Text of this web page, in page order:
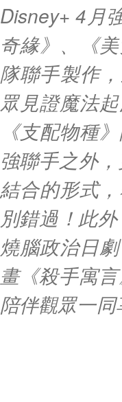
Disney+ 4月
奇緣》、《
隊聯手製作
眾見證魔法
《支配物種
強聯手之外
結合的形式
別錯過！此
燒腦政治日
畫《殺手寓
陪伴觀眾一